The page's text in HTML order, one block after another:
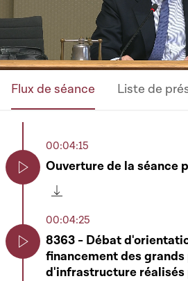
Flux de séance Liste de
00:04:15
Ouverture de la séance
00:04:25
8363 - Débat
financement des
d'infrastructure réalisés